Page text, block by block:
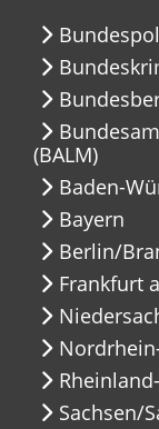
(BALM)
Baden-
Bayern
Berlin/
Frankfurt
Sachsen/